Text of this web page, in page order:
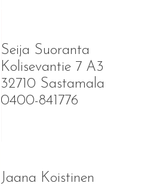
Seija Suoranta
Kolisevantie 7 A3
32710 Sastamala
0400-841776
Jaana Koistinen